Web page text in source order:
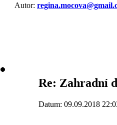
Autor:
Re: Zahradní
Datum: 09.09.2018